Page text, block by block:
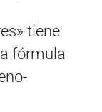
tiene
fórmula